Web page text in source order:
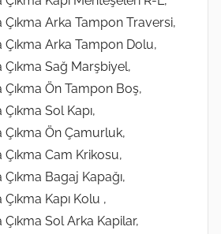
Arka Tampon Traversi,
Arka Tampon Dolu,
Sağ Marşbiyel,
Ön Tampon Boş,
Sol Kapı,
Ön Çamurluk,
Cam Krikosu,
Bagaj Kapağı,
Kapı Kolu ,
Sol Arka Kapilar,